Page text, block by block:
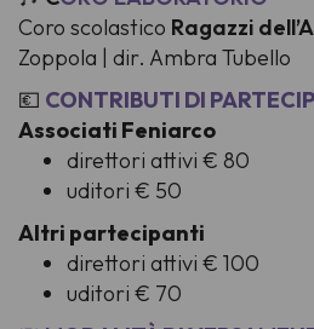
Coro scolastico Ragazzi
Zoppola | dir. Ambra Tubello
💶 CONTRIBUTI DI
Associati Feniarco
direttori attivi € 80
uditori € 50
Altri partecipanti
direttori attivi € 100
uditori € 70